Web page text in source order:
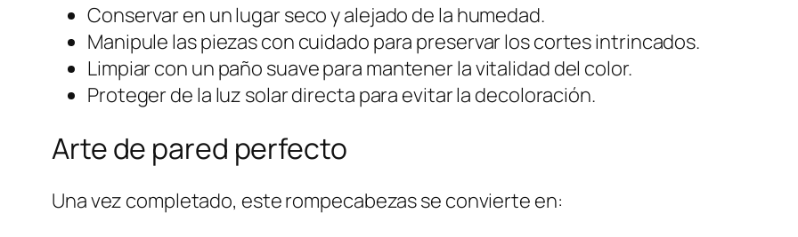
Conservar en un lugar seco y alejado de la humedad.
Manipule las piezas con cuidado para preservar los cortes intrincados.
Limpiar con un paño suave para mantener la vitalidad del color.
Proteger de la luz solar directa para evitar la decoloración.
Arte de pared perfecto
Una vez completado, este rompecabezas se convierte en: